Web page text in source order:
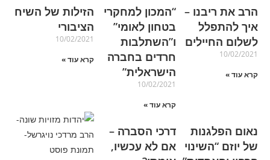
הרב את ריבנו –
איך להתפלל
לשלום החיילים
10/02/2021
קרא עוד »
“המכון למחקרי
בטחון לאומי”
ו”השתלבות
חרדים בחברה
הישראלית”
10/02/2021
קרא עוד »
הזילות של השיח
הציבורי
10/02/2021
קרא עוד »
נאום הפלגנות
של יוזם “השינוי
דרכי הסברה –
אם לא עכשיו,